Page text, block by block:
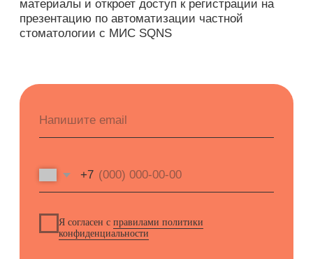
Я согласен получать рассылку